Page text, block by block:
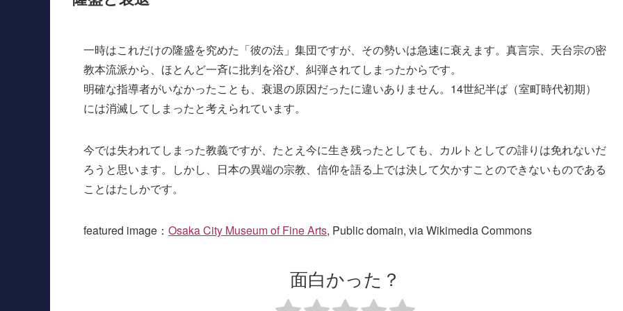
一時はこれだけの隆盛を究めた「彼の法」集団ですが、その勢いは急速に衰えます。真言宗、天台宗の密
教本流派から、ほとんど一斉に批判を浴び、糾弾されてしまったからです。
明確な指導者がいなかったことも、衰退の原因だったに違いありません。14世紀半ば（室町時代初期）
には消滅してしまったと考えられています。
今では失われてしまった教義ですが、たとえ今に生き残ったとしても、カルトとしての誹りは免れないだ
ろうと思います。しかし、日本の異端の宗教、信仰を語る上では決して欠かすことのできないものである
ことはたしかです。
featured image： Osaka City Museum of Fine Arts, Public domain, via Wikimedia Commons
面白かった？